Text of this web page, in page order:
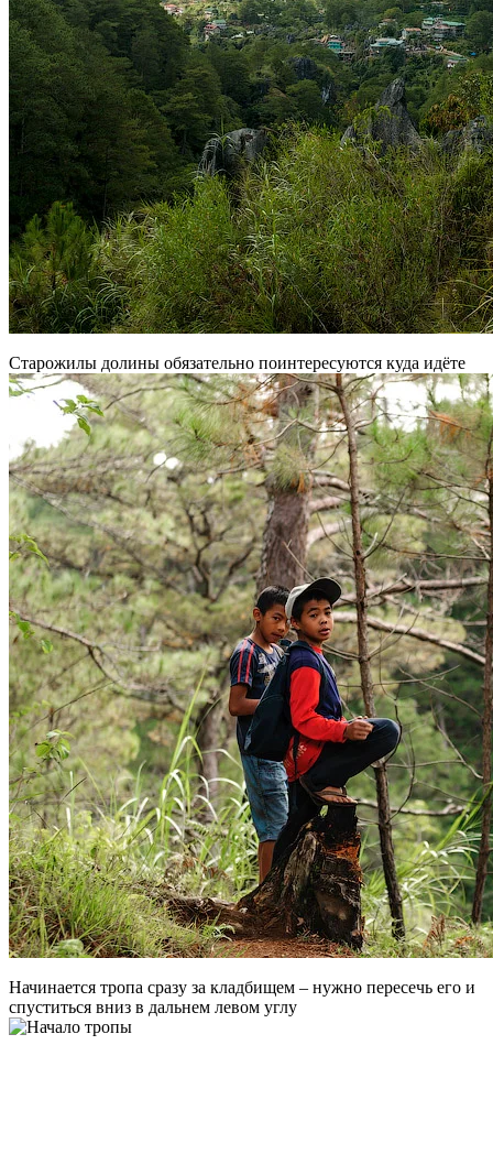
Старожилы долины обязательно поинтересуются куда идёте
Начинается тропа сразу за кладбищем – нужно пересечь его и
спуститься вниз в дальнем левом углу